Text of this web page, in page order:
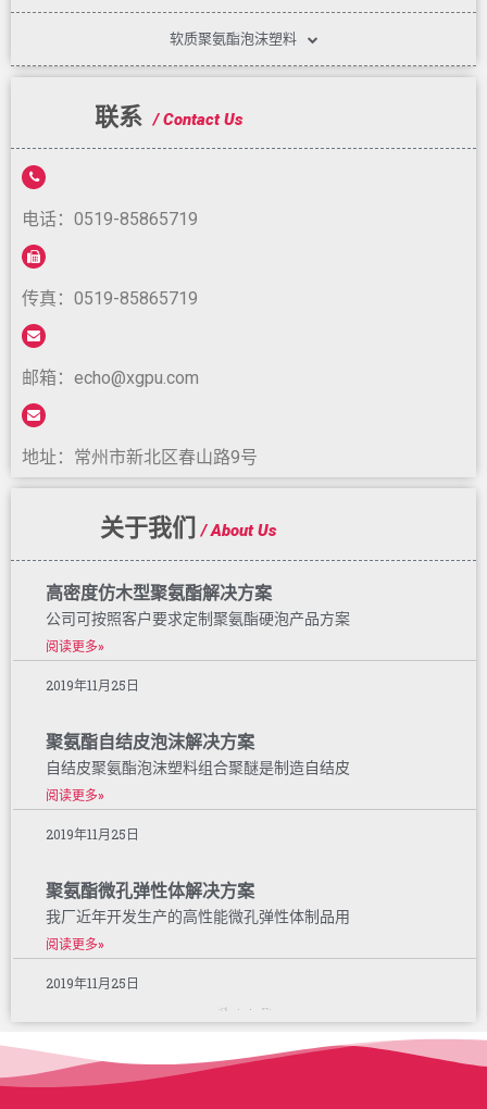
软质聚氨酯泡沫塑料
联系 / Contact Us
电话：0519-85865719
传真：0519-85865719
邮箱：echo@xgpu.com
地址：常州市新北区春山路9号
关于我们/ About Us
高密度仿木型聚氨酯解决方案
公司可按照客户要求定制聚氨酯硬泡产品方案
阅读更多»
2019年11月25日
聚氨酯自结皮泡沫解决方案
自结皮聚氨酯泡沫塑料组合聚醚是制造自结皮
阅读更多»
2019年11月25日
聚氨酯微孔弹性体解决方案
我厂近年开发生产的高性能微孔弹性体制品用
阅读更多»
2019年11月25日
« 上一页 1 2 下一个 »